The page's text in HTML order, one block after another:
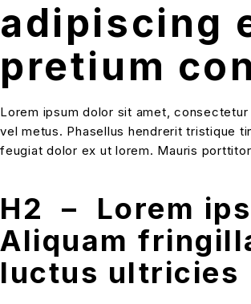
adipiscing
pretium
Lorem ipsum dolor sit amet,
vel metus. Phasellus hendrerit tristique
feugiat dolor ex ut lorem. Mauris
H2 – Lorem
Aliquam
luctus ultricies